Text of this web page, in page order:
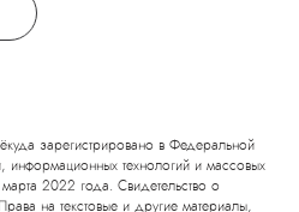
зарегистрировано в Федеральной
технологий и массовых
2022 года. Свидетельство о
на текстовые и другие материалы,